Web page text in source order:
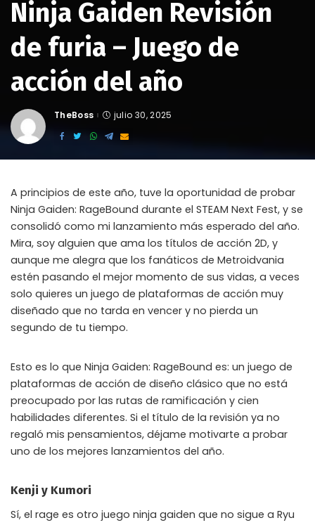
Ninja Gaiden Revisión
de furia – Juego de
acción del año
Posted
TheBoss julio 30, 2025
A principios de este año, tuve la oportunidad de probar
Ninja Gaiden: RageBound durante el STEAM Next Fest, y se
consolidó como mi lanzamiento más esperado del año.
Mira, soy alguien que ama los títulos de acción 2D, y
aunque me alegra que los fanáticos de Metroidvania
estén pasando el mejor momento de sus vidas, a veces
solo quieres un juego de plataformas de acción muy
diseñado que no tarda en vencer y no pierda un
segundo de tu tiempo.
Esto es lo que Ninja Gaiden: RageBound es: un juego de
plataformas de acción de diseño clásico que no está
preocupado por las rutas de ramificación y cien
habilidades diferentes. Si el título de la revisión ya no
regaló mis pensamientos, déjame motivarte a probar
uno de los mejores lanzamientos del año.
Kenji y Kumori
Sí, el rage es otro juego ninja gaiden que no sigue a Ryu